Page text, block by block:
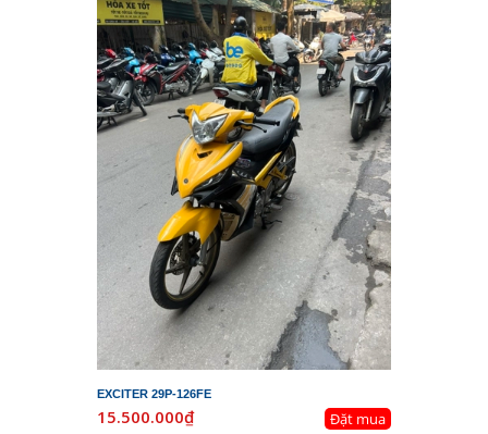
EXCITER 29P-126FE
15.500.000₫ Đặt mua